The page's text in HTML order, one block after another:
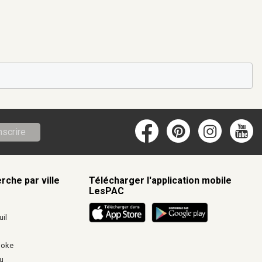
par ville
Télécharger l'application mobile
LesPAC